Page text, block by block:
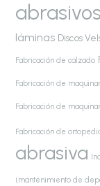
abrasivos
láminas Discos
Fabricación de calzado
Fabricación de
Fabricación de
Fabricación de
abrasiva
(mantenimiento de